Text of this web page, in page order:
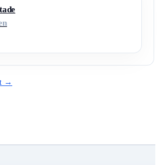
→